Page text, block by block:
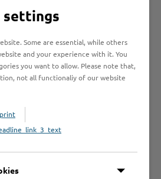
settings
Some are essential, while others
and your experience with it. You
you want to allow. Please note that,
not all functionaliy of our website